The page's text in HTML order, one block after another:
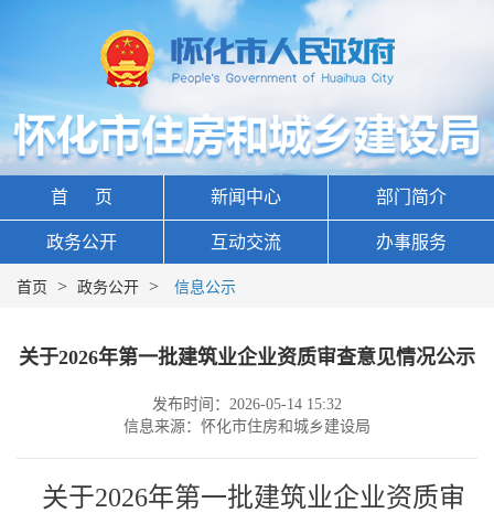
首 页 新闻中心 部门简介
政务公开 互动交流 办事服务
首页 > 政务公开 > 信息公示
关于2026年第一批建筑业企业资质审查意见情况公示
发布时间：2026-05-14 15:32
信息来源：怀化市住房和城乡建设局
关于2026年第一批建筑业企业资质审